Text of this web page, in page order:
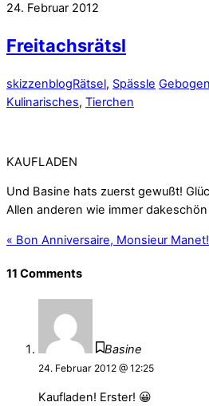
24. Februar 2012
Freitachsrätsl
skizzenblogRätsel, Spässle
Kulinarisches, Tierchen
KAUFLADEN
Und Basine hats zuerst gewußt!
Allen anderen wie immer dakeschön
« Bon Anniversaire, Monsieur Manet!
11 Comments
Basine
24. Februar 2012 @ 12:25
Kaufladen! Erster! 😀